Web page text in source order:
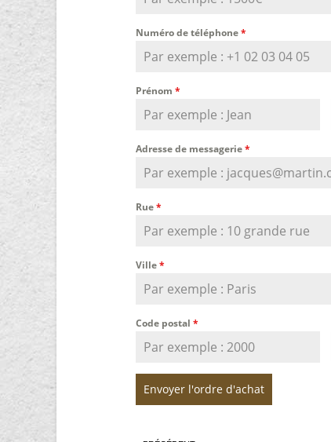
Numéro de téléphone*
Prénom *
Adresse de messagerie*
Rue*
Ville*
Code postal *
Envoyer l'ordre d'achat